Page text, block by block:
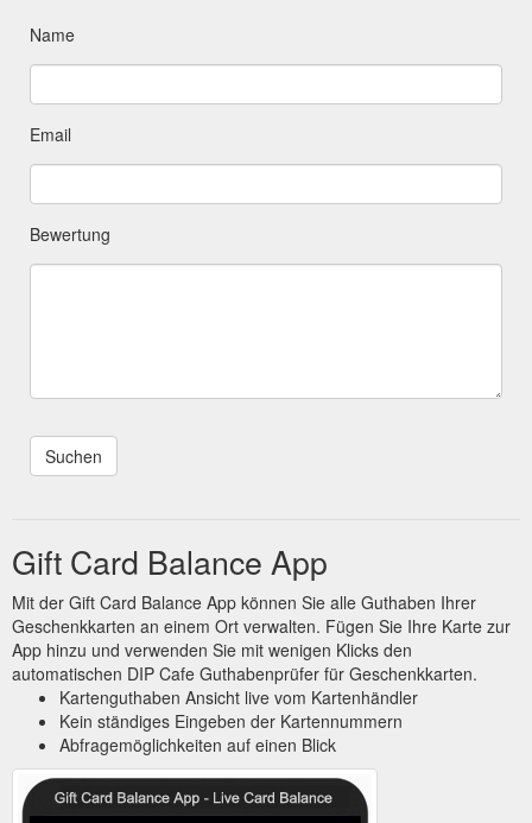
Name
Email
Bewertung
Gift Card Balance App
Mit der Gift Card Balance App können Sie alle Guthaben Ihrer
Geschenkkarten an einem Ort verwalten. Fügen Sie Ihre Karte zur
App hinzu und verwenden Sie mit wenigen Klicks den
automatischen DIP Cafe Guthabenprüfer für Geschenkkarten.
Kartenguthaben Ansicht live vom Kartenhändler
Kein ständiges Eingeben der Kartennummern
Abfragemöglichkeiten auf einen Blick